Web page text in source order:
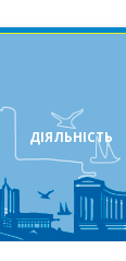
ДІЯЛЬНІСТЬ